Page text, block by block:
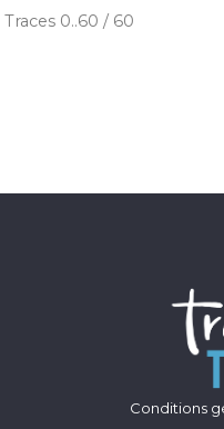
Traces 0..60 / 60
Conditions